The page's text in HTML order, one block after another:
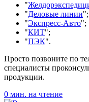
"
"Деловые линии";
"Экспресс-Авто";
"КИТ";
"ПЭК".
Просто позвоните по
специалисты
продукции.
0 мин. на чтение